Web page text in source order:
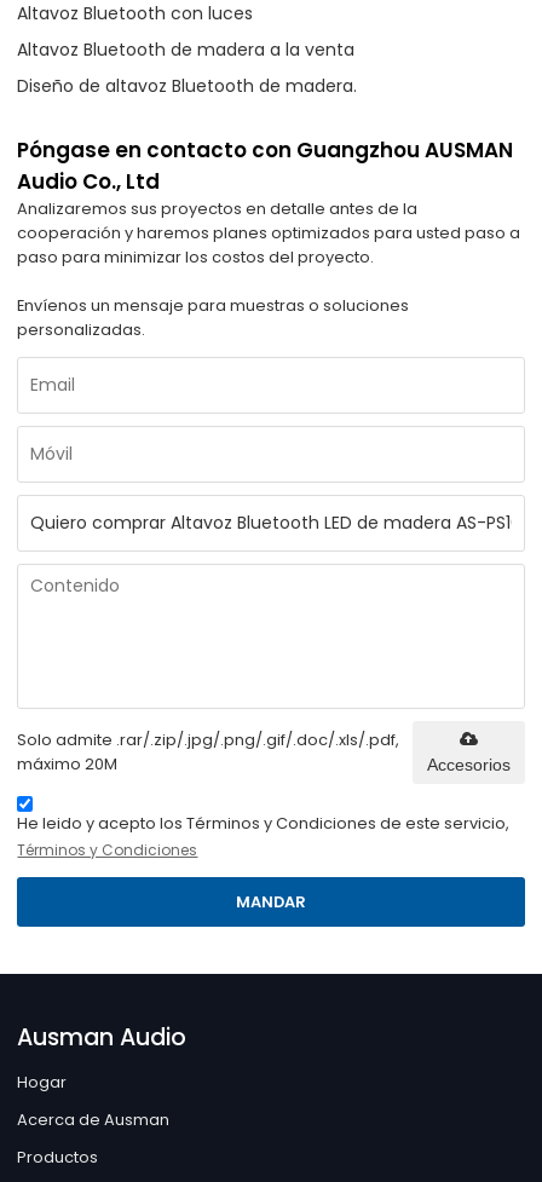
Altavoz Bluetooth con luces
Altavoz Bluetooth de madera a la venta
Diseño de altavoz Bluetooth de madera.
Póngase en contacto con Guangzhou AUSMAN
Audio Co., Ltd
Analizaremos sus proyectos en detalle antes de la
cooperación y haremos planes optimizados para usted paso a
paso para minimizar los costos del proyecto.
Envíenos un mensaje para muestras o soluciones
personalizadas.
Solo admite .rar/.zip/.jpg/.png/.gif/.doc/.xls/.pdf,
máximo 20M
Accesorios
He leido y acepto los Términos y Condiciones de este servicio,
Términos y Condiciones
MANDAR
Ausman Audio
Hogar
Acerca de Ausman
Productos